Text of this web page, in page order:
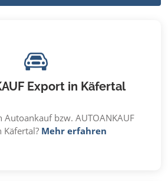
Export in Käfertal
Autoankauf bzw. AUTOANKAUF
Käfertal? Mehr erfahren